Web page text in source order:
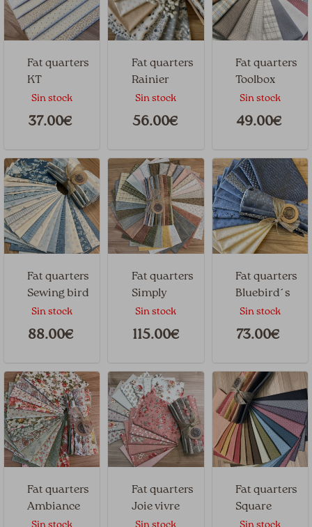
Fat quarters
KT
Favorites
Sin stock
37.00€
Fat quarters
Rainier
Sin stock
56.00€
Fat quarters
Toolbox
flannels
Sin stock
49.00€
Fat quarters
Sewing bird
Sin stock
88.00€
Fat quarters
Simply
charming
Sin stock
115.00€
Fat quarters
Bluebird´s
Nest
Sin stock
73.00€
Fat quarters
Ambiance
Fat quarters
Joie vivre
Fat quarters
Square